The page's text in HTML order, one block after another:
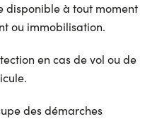
disponible à tout moment
ou immobilisation.
en cas de vol ou de
des démarches